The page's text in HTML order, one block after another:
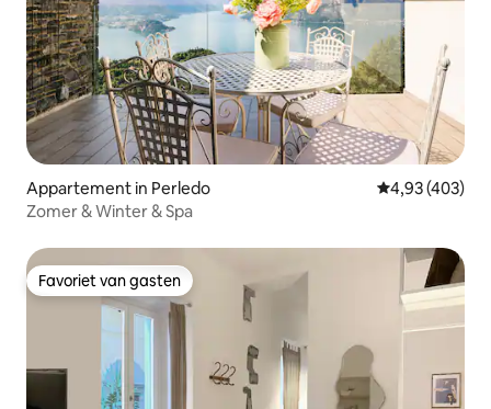
Appartement in Perledo Gemiddelde
4,93 (403)
Zomer & Winter & Spa
Favoriet van gasten
Favoriet van gasten